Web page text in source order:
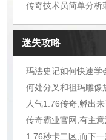
传奇技术员简单分析
迷失攻略
玛法史记如何快速学
何处分叉和祖玛雕像
1.76秒卡二区,而下